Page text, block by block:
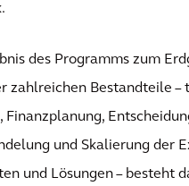
des Programms zum
zahlreichen Bestandteile –
Finanzplanung,
und Skalierung der
und Lösungen – besteht